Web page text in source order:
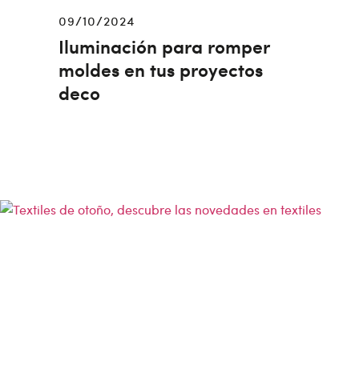
Iluminación para romper
moldes en tus proyectos
deco
09/10/2024